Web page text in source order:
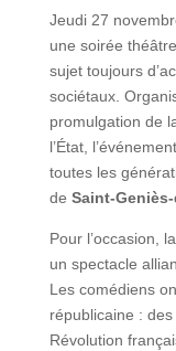
Jeudi 27
une soirée
sujet toujours
sociétaux.
promulgation de
l’État,
toutes les
de Saint-
Pour l’occasion,
un spectacle
Les comédiens
républicaine :
Révolution